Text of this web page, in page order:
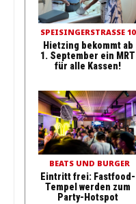
SPEISINGERSTRASSE 109
Hietzing bekommt ab
1. September ein MRT
für alle Kassen!
BEATS UND BURGER
Eintritt frei: Fastfood-
Tempel werden zum
Party-Hotspot